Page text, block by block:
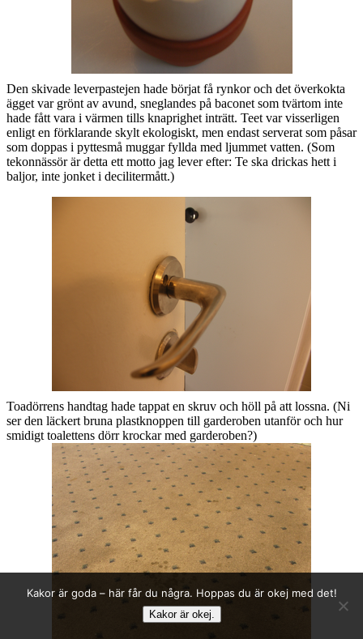
Den skivade leverpastejen hade börjat få rynkor och det överkokta
ägget var grönt av avund, sneglandes på baconet som tvärtom inte
hade fått vara i värmen tills knaprighet inträtt. Teet var visserligen
enligt en förklarande skylt ekologiskt, men endast serverat som påsar
som doppas i pyttesmå muggar fyllda med ljummet vatten. (Som
tekonnässör är detta ett motto jag lever efter: Te ska drickas hett i
baljor, inte jonket i decilitermått.)
Toadörrens handtag hade tappat en skruv och höll på att lossna. (Ni
ser den läckert bruna plastknoppen till garderoben utanför och hur
smidigt toalettens dörr krockar med garderoben?)
Kakor är goda – här får du några. Hoppas du är okej med det!
Kakor är okej.